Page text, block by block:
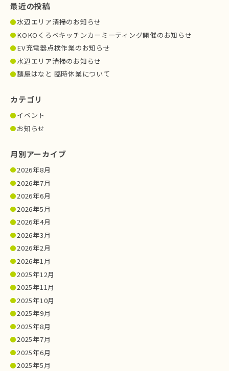
最近の投稿
水辺エリア清掃のお知らせ
KOKOくろべキッチンカーミーティング開催のお知らせ
EV充電器点検作業のお知らせ
水辺エリア清掃のお知らせ
麺屋はなと 臨時休業について
カテゴリ
イベント
お知らせ
月別アーカイブ
2026年8月
2026年7月
2026年6月
2026年5月
2026年4月
2026年3月
2026年2月
2026年1月
2025年12月
2025年11月
2025年10月
2025年9月
2025年8月
2025年7月
2025年6月
2025年5月